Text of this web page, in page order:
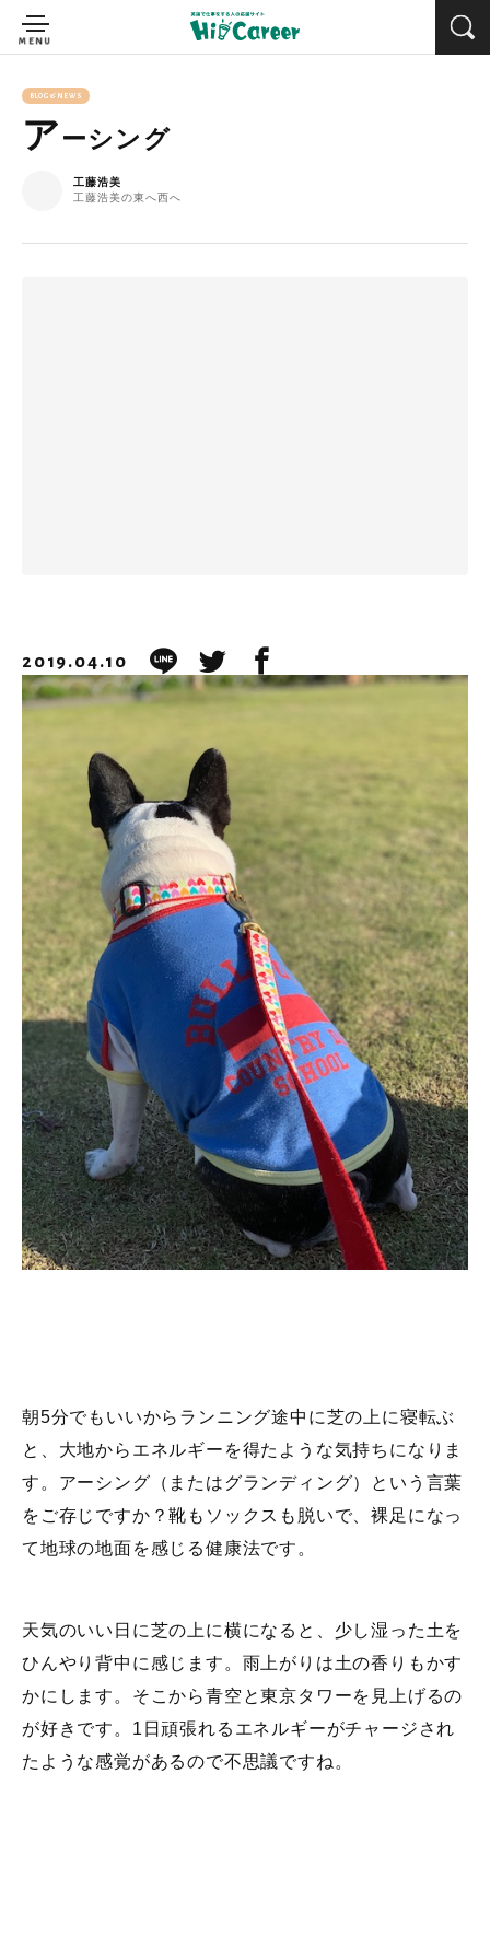
BLOG&NEWS
ア ーシング
工藤浩美
工藤浩美の東へ西へ
2019.04.10
朝5分でもいいからランニング途中に芝の上に寝転ぶ
と、大地からエネルギーを得たような気持ちになりま
す。アーシング（またはグランディング）という言葉
をご存じですか？靴もソックスも脱いで、裸足になっ
て地球の地面を感じる健康法です。
天気のいい日に芝の上に横になると、少し湿った土を
ひんやり背中に感じます。雨上がりは土の香りもかす
かにします。そこから青空と東京タワーを見上げるの
が好きです。1日頑張れるエネルギーがチャージされ
たような感覚があるので不思議ですね。